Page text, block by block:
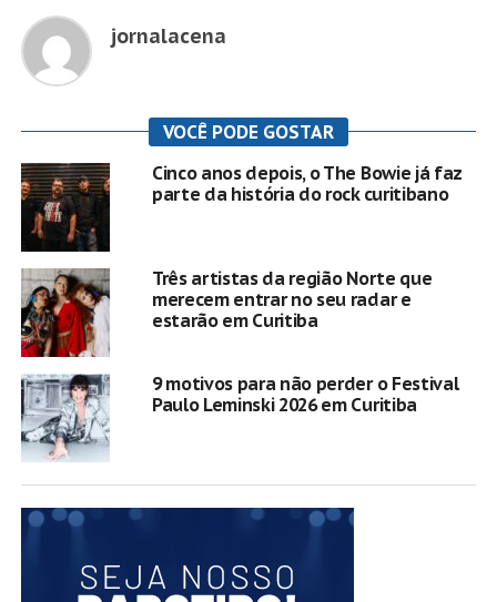
jornalacena
VOCÊ PODE GOSTAR
Cinco anos depois, o The Bowie já faz
parte da história do rock curitibano
Três artistas da região Norte que
merecem entrar no seu radar e
estarão em Curitiba
9 motivos para não perder o Festival
Paulo Leminski 2026 em Curitiba